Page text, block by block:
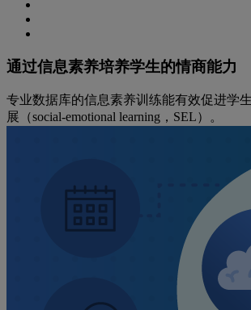
通过信息素养培养学生的情商能力
专业数据库的信息素养训练能有效促进学
展（social-emotional learning，SEL）。